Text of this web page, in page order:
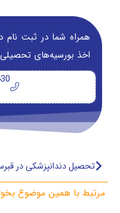
همراه شما در ثبت نام
اخذ بورسیه‌های
مرتبط با همین موضوع